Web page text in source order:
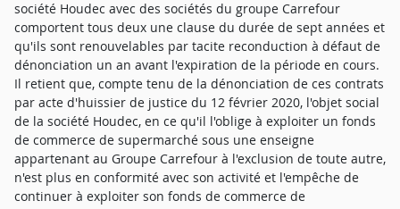
société Houdec avec des sociétés du groupe Carrefour
comportent tous deux une clause du durée de sept années et
qu'ils sont renouvelables par tacite reconduction à défaut de
dénonciation un an avant l'expiration de la période en cours.
Il retient que, compte tenu de la dénonciation de ces contrats
par acte d'huissier de justice du 12 février 2020, l'objet social
de la société Houdec, en ce qu'il l'oblige à exploiter un fonds
de commerce de supermarché sous une enseigne
appartenant au Groupe Carrefour à l'exclusion de toute autre,
n'est plus en conformité avec son activité et l'empêche de
continuer à exploiter son fonds de commerce de